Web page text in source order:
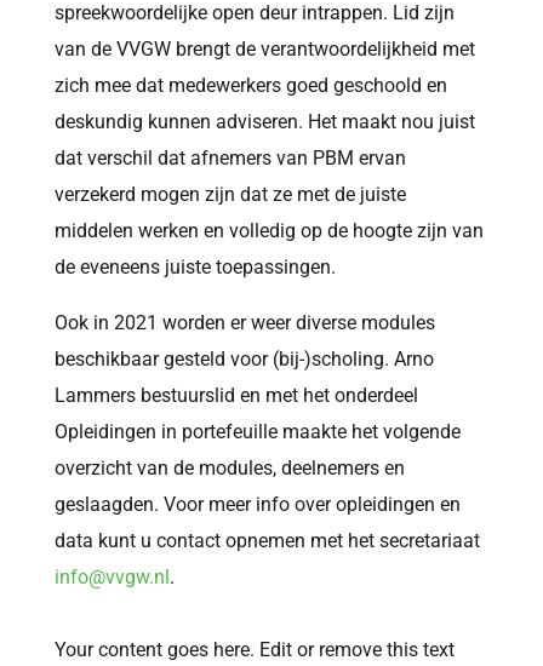
spreekwoordelijke open deur intrappen. Lid zijn
van de VVGW brengt de verantwoordelijkheid met
zich mee dat medewerkers goed geschoold en
deskundig kunnen adviseren. Het maakt nou juist
dat verschil dat afnemers van PBM ervan
verzekerd mogen zijn dat ze met de juiste
middelen werken en volledig op de hoogte zijn van
de eveneens juiste toepassingen.
Ook in 2021 worden er weer diverse modules
beschikbaar gesteld voor (bij-)scholing. Arno
Lammers bestuurslid en met het onderdeel
Opleidingen in portefeuille maakte het volgende
overzicht van de modules, deelnemers en
geslaagden. Voor meer info over opleidingen en
data kunt u contact opnemen met het secretariaat
info@vvgw.nl.
Your content goes here. Edit or remove this text